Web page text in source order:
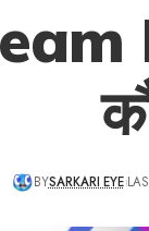
BYSARKARI EYE